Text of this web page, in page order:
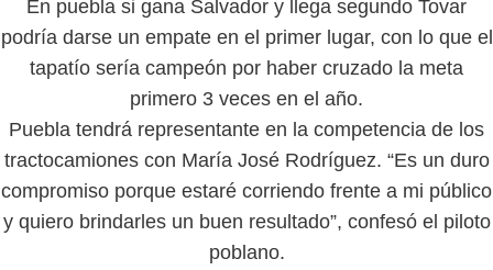
En puebla si gana Salvador y llega segundo Tovar
podría darse un empate en el primer lugar, con lo que el
tapatío sería campeón por haber cruzado la meta
primero 3 veces en el año.
Puebla tendrá representante en la competencia de los
tractocamiones con María José Rodríguez. “Es un duro
compromiso porque estaré corriendo frente a mi público
y quiero brindarles un buen resultado”, confesó el piloto
poblano.